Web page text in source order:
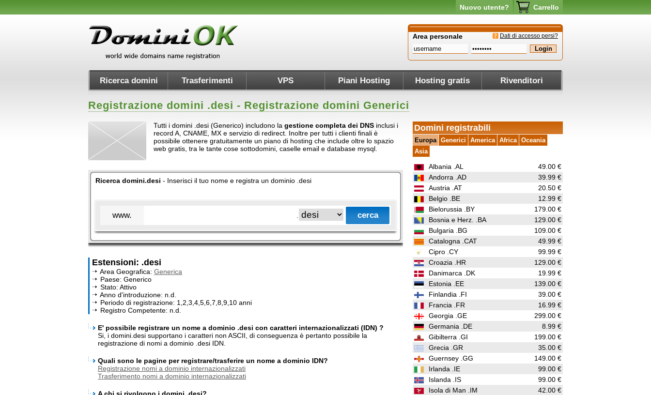
Nuovo utente? Carrello
Dati di accesso persi?
Area personale
Ricerca domini Trasferimenti VPS Piani Hosting Hosting gratis Rivenditori
Registrazione domini .desi - Registrazione domini Generici
Tutti i domini .desi (Generico) includono la gestione completa dei DNS inclusi i
record A, CNAME, MX e servizio di redirect. Inoltre per tutti i clienti finali è
possibile ottenere gratuitamente un piano di hosting che include oltre lo spazio
web gratis, tra le tante cose sottodomini, caselle email e database mysql.
Ricerca domini.desi - Inserisci il tuo nome e registra un dominio .desi
www.
Estensioni: .desi
Area Geografica: Generica
Paese: Generico
Stato: Attivo
Anno d'introduzione: n.d.
Periodo di registrazione: 1,2,3,4,5,6,7,8,9,10 anni
Registro Competente: n.d.
E' possibile registrare un nome a dominio .desi con caratteri internazionalizzati (IDN) ?
Si, i domini.desi supportano i caratteri non ASCII, di conseguenza è pertanto possibile la
registrazione di nomi a dominio .desi IDN.
Quali sono le pagine per registrare/trasferire un nome a dominio IDN?
Registrazione nomi a dominio internazionalizzati
Trasferimento nomi a dominio internazionalizzati
Domini registrabili
Europa Generici America Africa Oceania
Asia
Albania .AL
49.00 €
Andorra .AD
39.99 €
Austria .AT
20.50 €
Belgio .BE
12.99 €
Bielorussia .BY
179.00 €
Bosnia e Herz. .BA
129.00 €
Bulgaria .BG
109.00 €
Catalogna .CAT
49.99 €
Cipro .CY
99.99 €
Croazia .HR
129.00 €
Danimarca .DK
19.99 €
Estonia .EE
139.00 €
Finlandia .FI
39.00 €
Francia .FR
16.99 €
Georgia .GE
299.00 €
Germania .DE
8.99 €
Gibilterra .GI
199.00 €
Grecia .GR
35.00 €
Guernsey .GG
149.00 €
Irlanda .IE
99.00 €
Islanda .IS
99.00 €
Isola di Man .IM
42.00 €